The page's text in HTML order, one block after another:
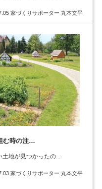
家づくりサポーター 丸本文平
む時の注…
土地が見つかったの...
家づくりサポーター 丸本文平